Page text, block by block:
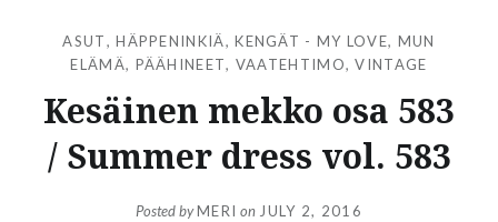
ASUT,HÄPPENINKIÄ,KENGÄT - MY LOVE, MUN
ELÄMÄ, PÄÄHINEET, VAATEHTIMO,VINTAGE
Kesäinen mekko osa 583
/ Summer dress vol. 583
Posted byMERI on JULY 2, 2016